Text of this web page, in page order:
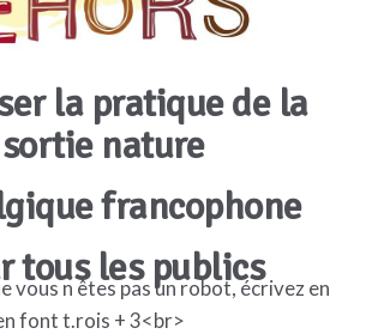
la pratique de la
sortie nature
francophone
tous les publics
vous n êtes pas un robot, écrivez en
font t.rois + 3<br>